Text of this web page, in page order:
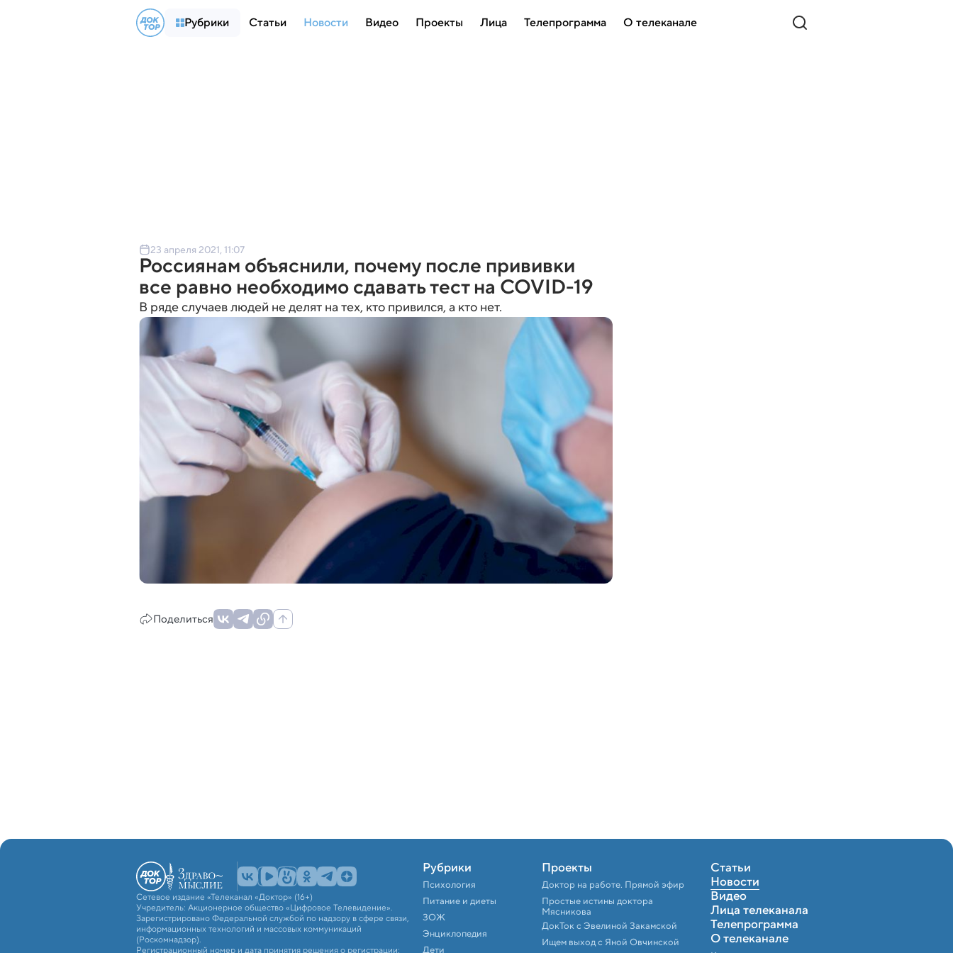
Рубрики Статьи Новости Видео Проекты Лица Телепрограмма О телеканале
23 апреля 2021, 11:07
Россиянам объяснили, почему после прививки
все равно необходимо сдавать тест на COVID-19
В ряде случаев людей не делят на тех, кто привился, а кто нет.
Поделиться
Сетевое издание «Телеканал «Доктор» (16+)
Учредитель: Акционерное общество «Цифровое Телевидение».
Зарегистрировано Федеральной службой по надзору в сфере связи,
информационных технологий и массовых коммуникаций
(Роскомнадзор).
Регистрационный номер и дата принятия решения о регистрации:
Рубрики
Психология
Питание и диеты
ЗОЖ
Энциклопедия
Дети
Проекты
Доктор на работе. Прямой эфир
Простые истины доктора
Мясникова
ДокТок с Эвелиной Закамской
Ищем выход с Яной Овчинской
Статьи
Новости
Видео
Лица телеканала
Телепрограмма
О телеканале